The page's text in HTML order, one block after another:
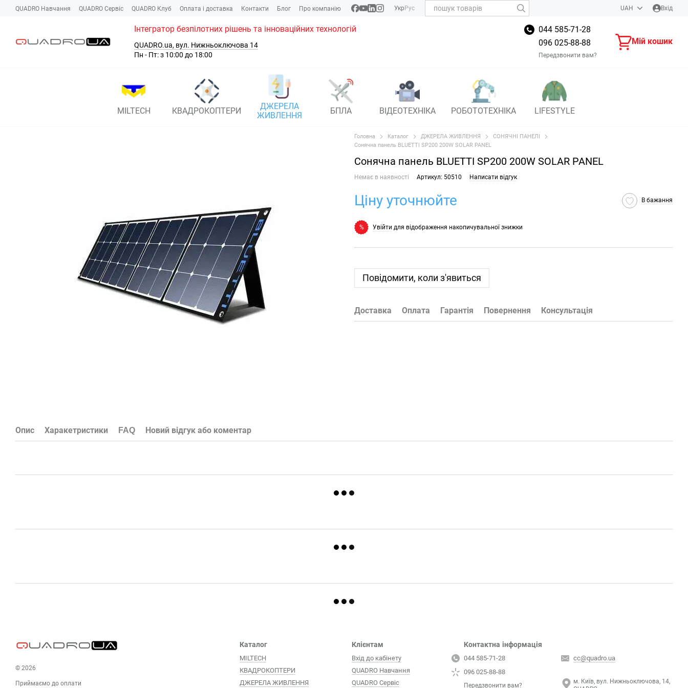
Перейти до основного контенту
QUADRO Навчання QUADRO Сервіc QUADRO Клуб Оплата і доставка Контакти Блог Про компанію Укр Рус UAH Вхід
Інтегратор безпілотних рішень та інноваційних технологій
QUADRO.ua, вул. Нижньоключова 14
Пн - Пт: з 10:00 до 18:00
044 585-71-28
096 025-88-88
Передзвонити вам?
Мій кошик
MILTECH КВАДРОКОПТЕРИ
ДЖЕРЕЛА
ЖИВЛЕННЯ
БПЛА ВІДЕОТЕХНІКА РОБОТОТЕХНІКА LIFESTYLE
Головна Каталог ДЖЕРЕЛА ЖИВЛЕННЯ
СОНЯЧНІ ПАНЕЛІ
Сонячна панель BLUETTI SP200 200W SOLAR PANEL
Сонячна панель BLUETTI SP200 200W SOLAR PANEL
Немає в наявності Артикул: 50510 Написати відгук
Ціну уточнюйте В бажання
% Увійти для відображення накопичувальної знижки
Повідомити, коли з'явиться
Доставка Оплата Гарантія Повернення Консультація
Опис Харакетристики FAQ Новий відгук або коментар
© 2026
Приймаємо до оплати
Каталог
MILTECH
КВАДРОКОПТЕРИ
ДЖЕРЕЛА ЖИВЛЕННЯ
Клієнтам
Вхід до кабінету
QUADRO Навчання
QUADRO Сервіc
Контактна інформація
044 585-71-28
096 025-88-88
Передзвонити вам?
cc@quadro.ua
м. Київ, вул. Нижньоключова, 14,